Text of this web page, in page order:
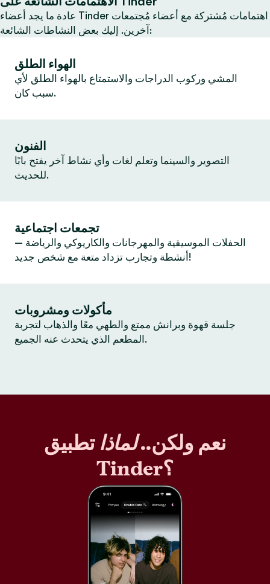
عادة ما يجد أعضاء Tinder اهتمامات مُشتركة مع أعضاء مُجتمعات
آخرين. إليك بعض النشاطات الشائعة:
الهواء الطلق
المشي وركوب الدراجات والاستمتاع بالهواء الطلق لأي
سبب كان.
الفنون
التصوير والسينما وتعلم لغات وأي نشاط آخر يفتح بابًا
للحديث.
تجمعات اجتماعية
الحفلات الموسيقية والمهرجانات والكاريوكي والرياضة —
أنشطة وتجارب تزداد متعة مع شخص جديد!
مأكولات ومشروبات
جلسة قهوة وبرانش ممتع والطهي معًا والذهاب لتجربة
المطعم الذي يتحدث عنه الجميع.
نعم ولكن..لماذا تطبيق
Tinder؟